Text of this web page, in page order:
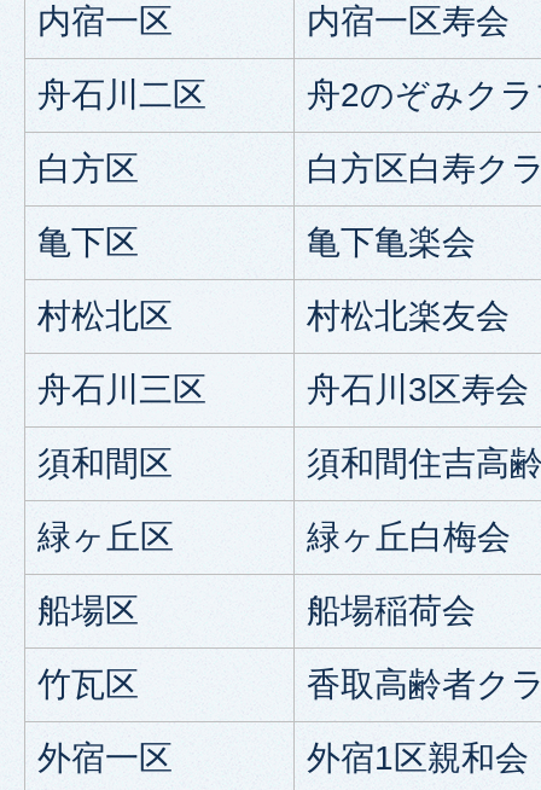
内宿一区
内宿一区寿会
舟石川二区
舟2のぞみク
白方区
白方区白寿ク
亀下区
亀下亀楽会
村松北区
村松北楽友会
舟石川三区
舟石川3区寿会
須和間区
須和間住吉高
緑ヶ丘区
緑ヶ丘白梅会
船場区
船場稲荷会
竹瓦区
香取高齢者ク
外宿一区
外宿1区親和会